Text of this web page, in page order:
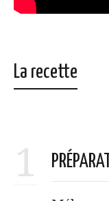
La recette
1